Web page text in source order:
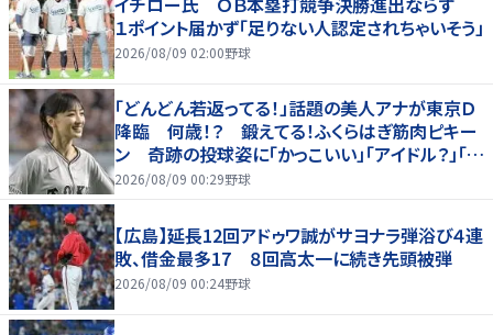
１ポイント届かず「足りない人認定されちゃいそう」
2026/08/09 02:00野球
「どんどん若返ってる！」話題の美人アナが東京Ｄ
降臨 何歳！？ 鍛えてる！ふくらはぎ筋肉ピキー
ン 奇跡の投球姿に「かっこいい」「アイドル？」「女
神」
2026/08/09 00:29野球
【広島】延長12回アドゥワ誠がサヨナラ弾浴び４連
敗、借金最多17 ８回高太一に続き先頭被弾
2026/08/09 00:24野球